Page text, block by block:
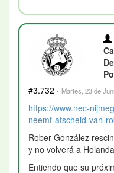
#3.732 · Martes, 23 de
https://www.nec-
neemt-afscheid-van-
Rober González
y no volverá a Holanda
Entiendo que su